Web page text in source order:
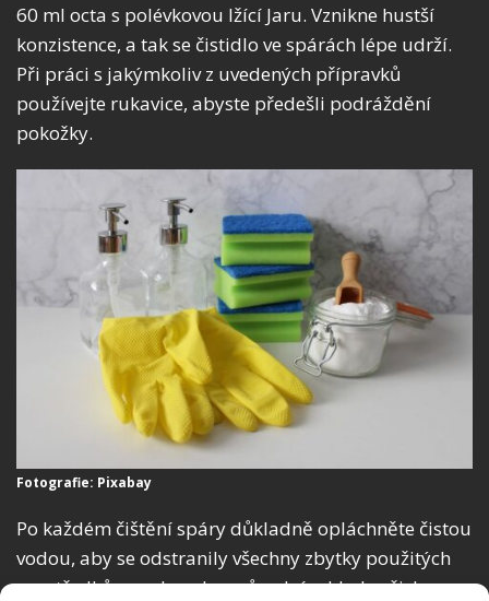
60 ml octa s polévkovou lžící Jaru. Vznikne hustší
konzistence, a tak se čistidlo ve spárách lépe udrží.
Při práci s jakýmkoliv z uvedených přípravků
používejte rukavice, abyste předešli podráždění
pokožky.
Fotografie: Pixabay
Po každém čištění spáry důkladně opláchněte čistou
vodou, aby se odstranily všechny zbytky použitých
prostředků a zachoval se původní vzhled vašich